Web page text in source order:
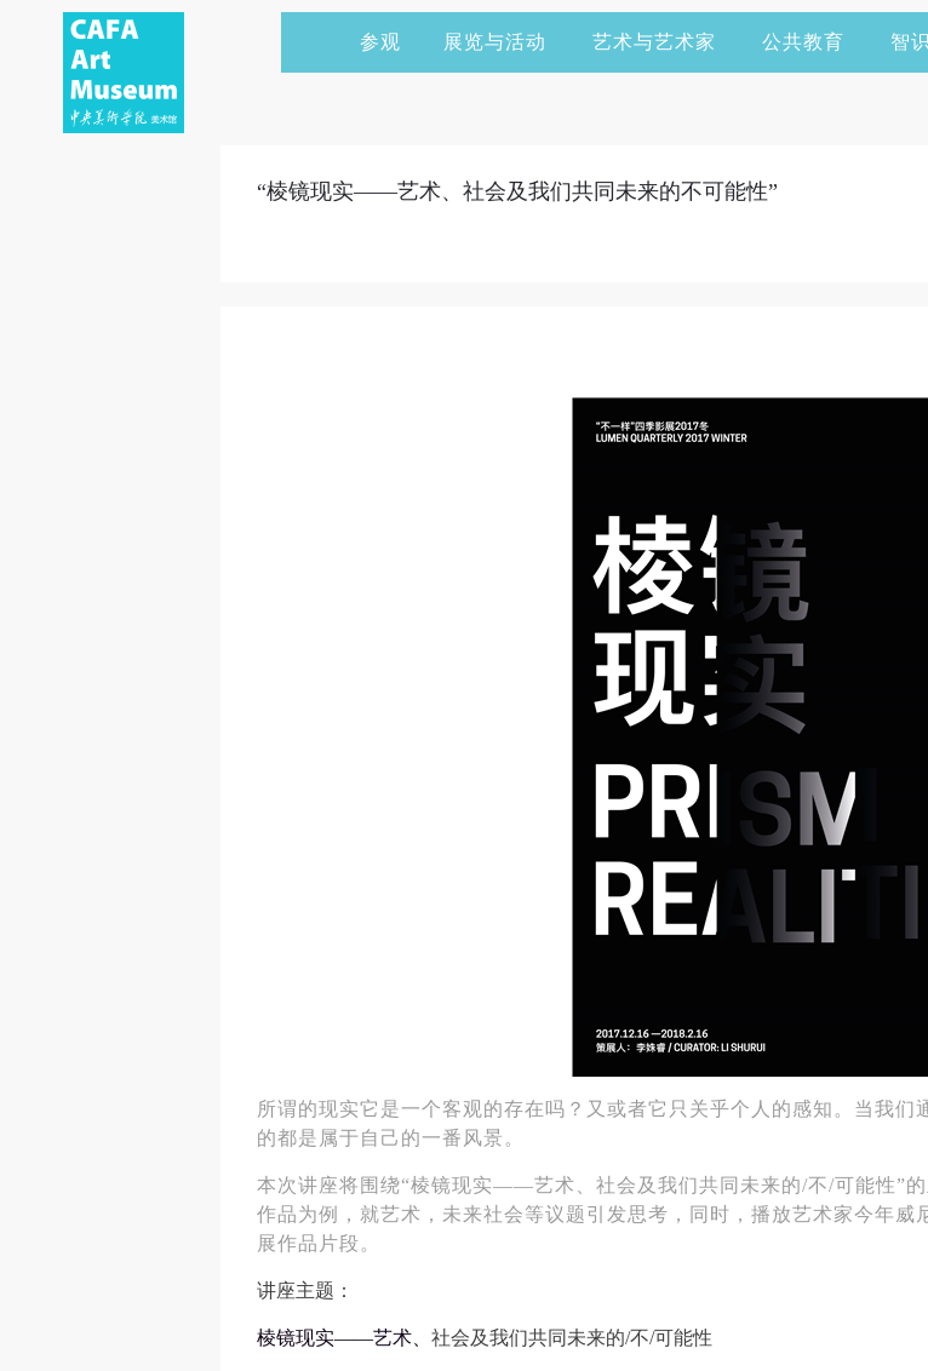
参观 展览与活动 艺术与艺术家 公共教育 智
“棱镜现实——艺术、社会及我们共同未来的不可能性”
所谓的现实它是一个客观的存在吗？又或者它只关乎个人的感知。当我们
的都是属于自己的一番风景。
本次讲座将围绕“棱镜现实——艺术、社会及我们共同未来的/不/可能性”
作品为例，就艺术，未来社会等议题引发思考，同时， 播放艺术家今年威
展作品片段。
讲座主题：
棱镜现实——艺术、 社会及我们共同未来的/不/可能性